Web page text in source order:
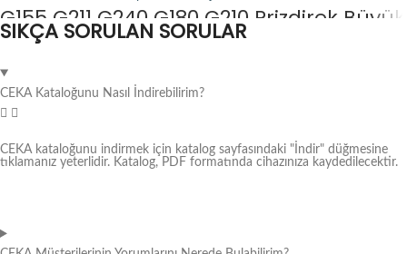
G155 G211 G240 G180 G210 Prizdirek Büyük
Rulman Çektirmesi – Mercedes Benz
CK80.116
SIKÇA SORULAN SORULAR
CEKA Kataloğunu Nasıl İndirebilirim?
CEKA kataloğunu indirmek için katalog sayfasındaki "İndir" düğmesine
tıklamanız yeterlidir. Katalog, PDF formatında cihazınıza kaydedilecektir.